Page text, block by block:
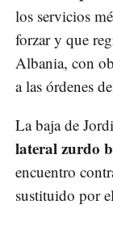
los servicios
forzar y que
Albania, con
a las órdenes
La baja de
lateral zurdo
encuentro
sustituido por